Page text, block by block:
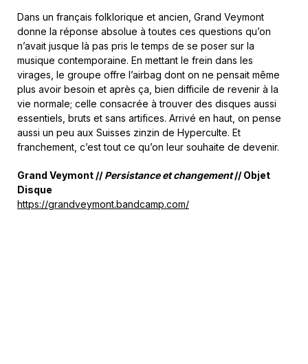
Dans un français folklorique et ancien, Grand Veymont
donne la réponse absolue à toutes ces questions qu’on
n’avait jusque là pas pris le temps de se poser sur la
musique contemporaine. En mettant le frein dans les
virages, le groupe offre l’airbag dont on ne pensait même
plus avoir besoin et après ça, bien difficile de revenir à la
vie normale; celle consacrée à trouver des disques aussi
essentiels, bruts et sans artifices. Arrivé en haut, on pense
aussi un peu aux Suisses zinzin de Hyperculte. Et
franchement, c’est tout ce qu’on leur souhaite de devenir.
Grand Veymont // Persistance et changement// Objet
Disque
https://grandveymont.bandcamp.com/